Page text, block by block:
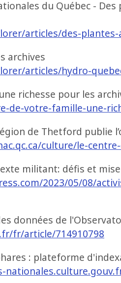
du Québec -
articles/des-
archives
articles/hydro-
richesse pour les
de-votre-famille-une-
de Thetford publie
culture/le-
militant: défis et
2023/05/08/
données de
fr/article/714910798
: plateforme